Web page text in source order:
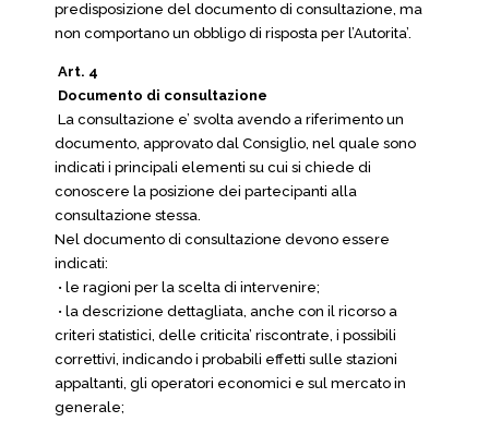
predisposizione del documento di consultazione, ma
non comportano un obbligo di risposta per l’Autorita’.
Art. 4
Documento di consultazione
La consultazione e’ svolta avendo a riferimento un
documento, approvato dal Consiglio, nel quale sono
indicati i principali elementi su cui si chiede di
conoscere la posizione dei partecipanti alla
consultazione stessa.
Nel documento di consultazione devono essere
indicati:
• le ragioni per la scelta di intervenire;
• la descrizione dettagliata, anche con il ricorso a
criteri statistici, delle criticita’ riscontrate, i possibili
correttivi, indicando i probabili effetti sulle stazioni
appaltanti, gli operatori economici e sul mercato in
generale;